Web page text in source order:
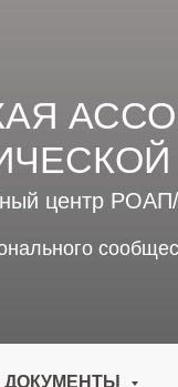
центр
ДОКУМЕНТЫ